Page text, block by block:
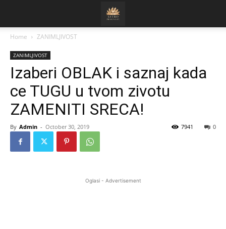
Home ZANIMLJIVOST
ZANIMLJIVOST
Izaberi OBLAK i saznaj kada
ce TUGU u tvom zivotu
ZAMENITI SRECA!
By Admin - October 30, 2019 0
7941
Oglasi - Advertisement